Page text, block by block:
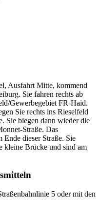
Ausfahrt Mitte, kommend
Sie fahren rechts ab
Gewerbegebiet FR-Haid.
Sie rechts ins Rieselfeld
Sie biegen dann wieder die
Straße. Das
Ende dieser Straße. Sie
kleine Brücke und sind am
5 oder mit den